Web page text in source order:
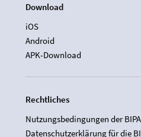
Download
iOS
Android
APK-Download
Rechtliches
Nutzungsbedingungen der
Datenschutzerklärung für die